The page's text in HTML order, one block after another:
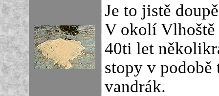
Je to jistě
V okolí Vlhoště
40ti let
stopy v
vandrák.